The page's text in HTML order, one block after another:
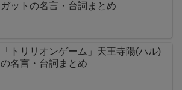
ガットの名言・台詞まとめ
「トリリオンゲーム」天王寺陽(ハル)
の名言・台詞まとめ